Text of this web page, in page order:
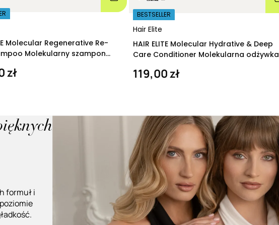
Molecular Regenerative Re-
Molekularny szampon
zł
Hair Elite
BESTSELLER
HAIR ELITE Molecular Hydrative & Deep
Care Conditioner Molekularna odżywka
119,00 zł
formuł i